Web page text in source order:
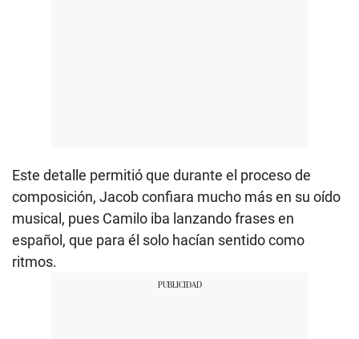
Este detalle permitió que durante el proceso de
composición, Jacob confiara mucho más en su oído
musical, pues Camilo iba lanzando frases en
español, que para él solo hacían sentido como
ritmos.